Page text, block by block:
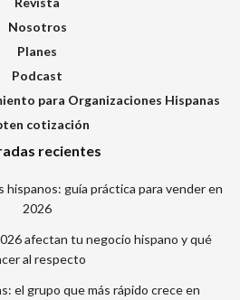
Nosotros
Planes
Podcast
para Organizaciones Hispanas
cotización
recientes
hispanos: guía práctica para vender en
2026
afectan tu negocio hispano y qué
al respecto
el grupo que más rápido crece en